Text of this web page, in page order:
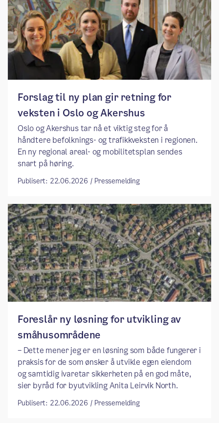
Forslag til ny plan gir retning for
veksten i Oslo og Akershus
Oslo og Akershus tar nå et viktig steg for å
håndtere befolknings- og trafikkveksten i regionen.
En ny regional areal- og mobilitetsplan sendes
snart på høring.
Publisert: 22.06.2026 / Pressemelding
Foreslår ny løsning for utvikling av
småhusområdene
– Dette mener jeg er en løsning som både fungerer i
praksis for de som ønsker å utvikle egen eiendom
og samtidig ivaretar sikkerheten på en god måte,
sier byråd for byutvikling Anita Leirvik North.
Publisert: 22.06.2026 / Pressemelding